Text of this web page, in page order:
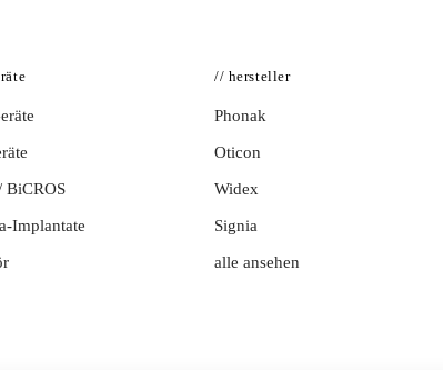
BiCROS
Implantate
// hersteller
Phonak
Oticon
Widex
Signia
alle ansehen